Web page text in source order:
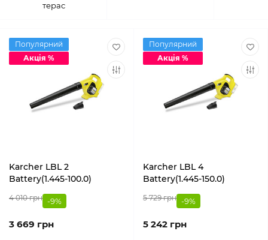
терас
Популярний
Акція %
Karcher LBL 2
Battery(1.445-100.0)
4 010 грн -9%
3 669 грн
Популярний
Акція %
Karcher LBL 4
Battery(1.445-150.0)
5 729 грн -9%
5 242 грн